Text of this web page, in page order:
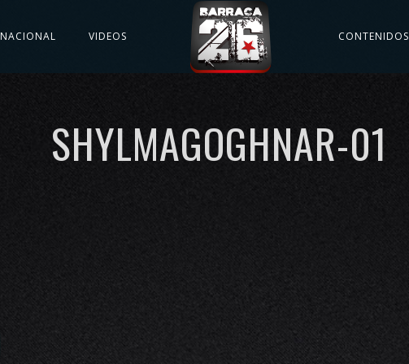
NACIONAL VIDEOS CONTENIDOS
SHYLMAGOGHNAR-01